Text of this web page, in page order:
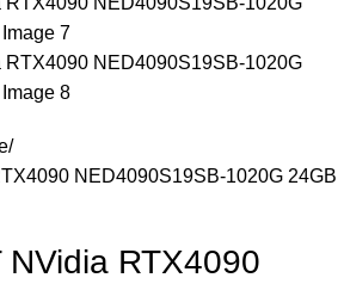
NED4090S19SB-1020G 24GB
NVidia RTX4090